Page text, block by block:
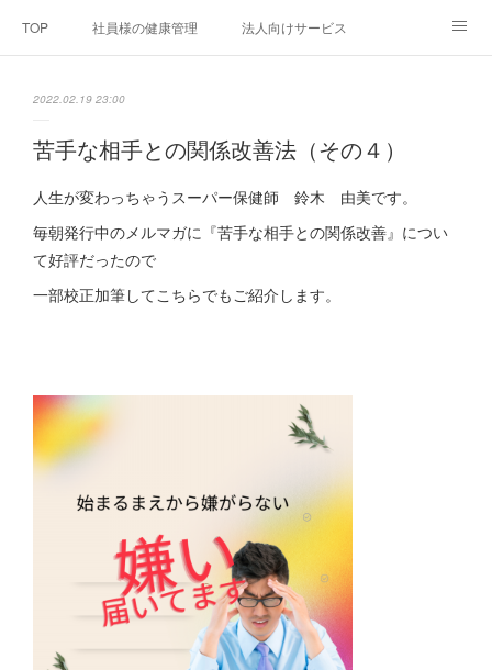
TOP 社員様の健康管理 法人向けサービス
2022.02.19 23:00
苦手な相手との関係改善法（その４）
人生が変わっちゃうスーパー保健師 鈴木 由美です。
毎朝発行中のメルマガに『苦手な相手との関係改善』につい
て好評だったので
一部校正加筆してこちらでもご紹介します。